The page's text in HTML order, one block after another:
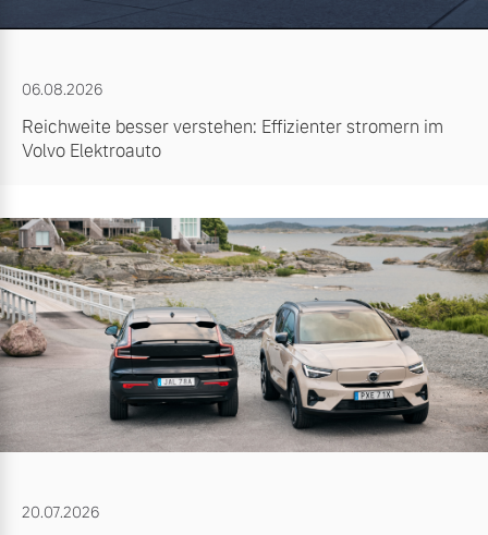
06.08.2026
Reichweite besser verstehen: Effizienter stromern im
Volvo Elektroauto
20.07.2026